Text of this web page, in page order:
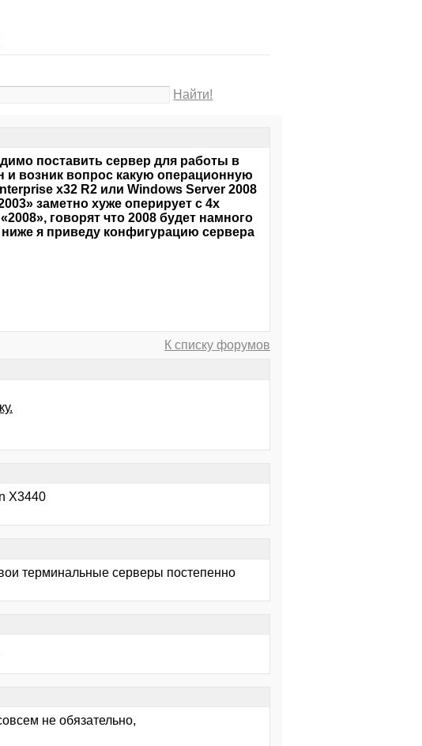
Найти!
поставить сервер для работы в
и возник вопрос какую операционную
x32 R2 или Windows Server 2008
заметно хуже оперирует с 4х
говорят что 2008 будет намного
я приведу конфигурацию сервера
К списку форумов
X3440
терминальные серверы постепенно
не обязательно,